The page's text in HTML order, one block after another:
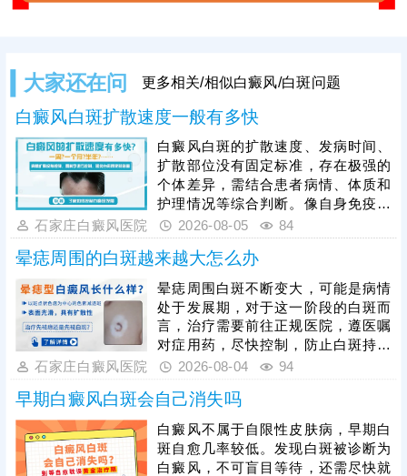
大家还在问 更多相关/相似白癜风/白斑问题
白癜风白斑扩散速度一般有多快
白癜风白斑的扩散速度、发病时间、
扩散部位没有固定标准，存在极强的
个体差异，需结合患者病情、体质和
护理情况等综合判断。像自身免疫紊
乱、精神压力大、外伤、熬夜等因
素，都会加速白斑扩散，想要有效遏
制病情，患者发病后需及时就医，根
据白癜风分型、分期开展科学对症治
疗，日常需做好皮肤护理，规避暴
晒、摩擦、外伤等诱因，保持规律作
息与良好心态，全方位降低白斑扩散
概率，稳定控制病情。
石家庄白癜风医院 2026-08-05 84
晕痣周围的白斑越来越大怎么办
晕痣周围白斑不断变大，可能是病情
处于发展期，对于这一阶段的白斑而
言，治疗需要前往正规医院，遵医嘱
对症用药，尽快控制，防止白斑持续
扩散。如果白斑扩散速度不是很快，
308激光，靶向性照射，治疗起效
快，安全性高。同时还应加强护理措
施，避免不良因素刺激，防治结合，
二者相辅相成，为白斑复色助力。
石家庄白癜风医院 2026-08-04 94
早期白癜风白斑会自己消失吗
白癜风不属于自限性皮肤病，早期白
斑自愈几率较低。发现白斑被诊断为
白癜风，不可盲目等待，还需尽快就